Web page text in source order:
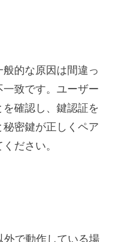
的な原因は間違っ
致です。ユーザー
確認し、鍵認証を
密鍵が正しくペア
ださい。
外で動作している場